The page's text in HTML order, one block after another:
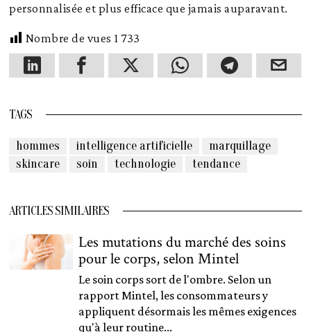
personnalisée et plus efficace que jamais auparavant.
Nombre de vues 1 733
TAGS
hommes intelligence artificielle
marquillage
skincare
soin technologie tendance
ARTICLES SIMILAIRES
Les mutations du marché des soins
pour le corps, selon Mintel
Le soin corps sort de l'ombre. Selon un
rapport Mintel, les consommateurs y
appliquent désormais les mêmes exigences
qu'à leur routine...